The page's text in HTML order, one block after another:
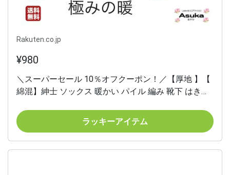
Rakuten.co.jp
¥980
＼スーパーセール 10％オフクーポン！／【厚地 】【
綿混】紳士 ソックス 暖かい パイル 編み 靴下 はきや
誕生日 1000円ポッキリ ポイント消化 母の日 敬老の
日母の日
ラッキーアイテム